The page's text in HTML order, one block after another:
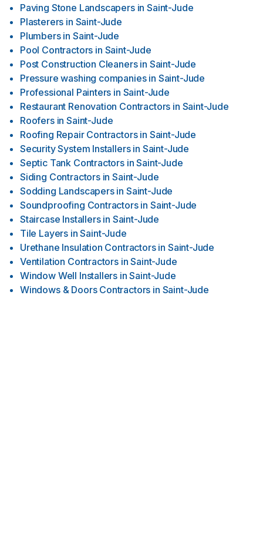
Paving Stone Landscapers in Saint-Jude
Plasterers in Saint-Jude
Plumbers in Saint-Jude
Pool Contractors in Saint-Jude
Post Construction Cleaners in Saint-Jude
Pressure washing companies in Saint-Jude
Professional Painters in Saint-Jude
Restaurant Renovation Contractors in Saint-Jude
Roofers in Saint-Jude
Roofing Repair Contractors in Saint-Jude
Security System Installers in Saint-Jude
Septic Tank Contractors in Saint-Jude
Siding Contractors in Saint-Jude
Sodding Landscapers in Saint-Jude
Soundproofing Contractors in Saint-Jude
Staircase Installers in Saint-Jude
Tile Layers in Saint-Jude
Urethane Insulation Contractors in Saint-Jude
Ventilation Contractors in Saint-Jude
Window Well Installers in Saint-Jude
Windows & Doors Contractors in Saint-Jude